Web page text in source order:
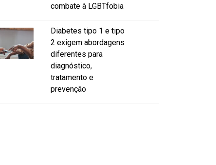
combate à LGBTfobia
Diabetes tipo 1 e tipo
2 exigem abordagens
diferentes para
diagnóstico,
tratamento e
prevenção